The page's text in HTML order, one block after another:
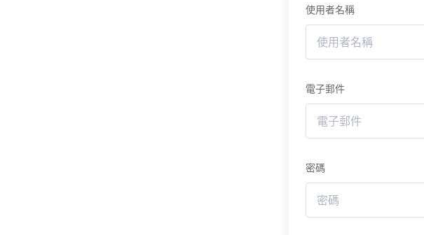
使用者名稱
電子郵件
密碼